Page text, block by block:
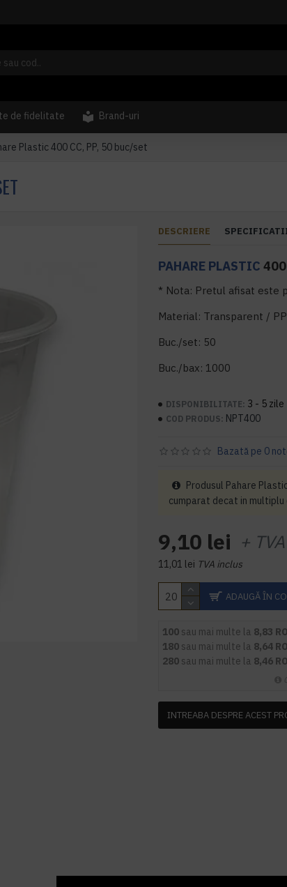
de fidelitate Brand-uri
Plastic 400 CC, PP, 50 buc/set
DESCRIERE
PAHARE PLASTIC 400
* Nota: Pretul afisat este
Material: Transparent / PP
Buc./set: 50
Buc./bax: 1000
DISPONIBILITATE: 3 - 5 zile
COD PRODUS: NPT400
Bazată pe 0
9,10 lei + TVA
11,01 lei TVA inclus
ADAUGĂ ÎN
Produsul Pahare
cumparat decat in multiplu
100 sau mai multe la 8,83
180 sau mai multe la 8,64
280 sau mai multe la 8,46
INTREABA DESPRE ACEST